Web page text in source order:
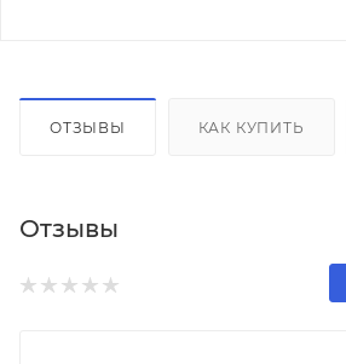
ОТЗЫВЫ КАК КУПИТЬ
Отзывы